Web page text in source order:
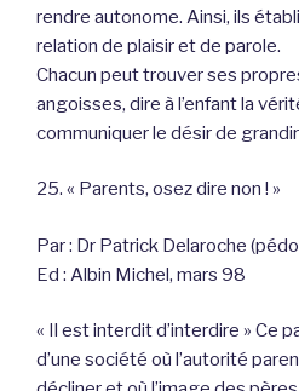
rendre autonome. Ainsi, ils
relation de plaisir et de parole.
Chacun peut trouver ses
angoisses, dire à l’enfant la
communiquer le désir de
25. « Parents, osez dire non ! »
Par : Dr Patrick Delaroche
Ed : Albin Michel, mars 98
« Il est interdit d’interdire » Ce
d’une société où l’autorité